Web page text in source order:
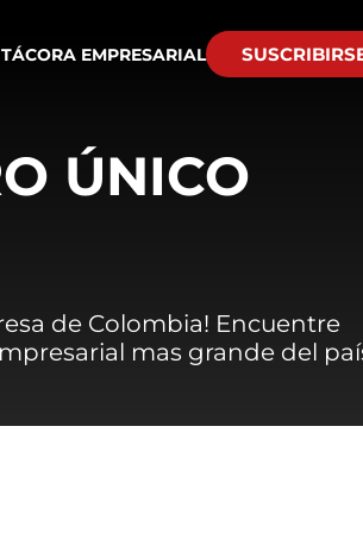
EMPRESARIAL
ÚNICO
de Colombia! Encuentre
mas grande del